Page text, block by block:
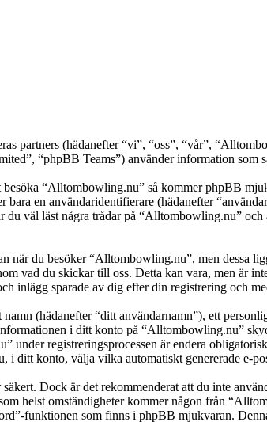
partners (hädanefter “vi”, “oss”, “vår”,
“phpBB Teams”) använder information
“Alltombowling.nu” så kommer phpBB
en användaridentifierare (hädanefter
väl läst några trådar på “Alltombowling.nu”
du besöker “Alltombowling.nu”, men dessa
vad du skickar till oss. Detta kan vara, men är
inlägg sparade av dig efter din registrering och
(hädanefter “ditt användarnamn”), ett
i ditt konto på “Alltombowling.nu”
under registreringsprocessen är endera
ditt konto, välja vilka automatiskt genererade e-
Dock är det rekommenderat att du inte
helst omständigheter kommer någon från
funktionen som finns i phpBB mjukvaran.